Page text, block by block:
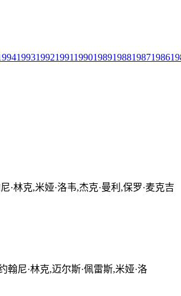
19931992199119901989198819871986
·林克,米娅·洛韦,杰克·曼利,保罗·麦克吉
翰尼·林克,迈尔斯·佩雷斯,米娅·洛